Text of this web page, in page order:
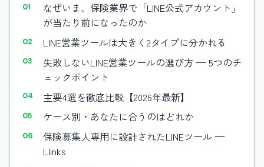
なぜいま、保険業界で「LINE公式アカウント」
が当たり前になったのか
LINE営業ツールは大きく2タイプに分かれる
失敗しないLINE営業ツールの選び方 — 5つのチ
ェックポイント
主要4選を徹底比較【2026年最新】
ケース別・あなたに合うのはどれか
保険募集人専用に設計されたLINEツール —
Llinks